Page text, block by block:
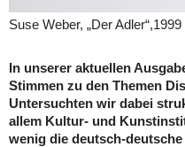
Suse Weber, „Der Adler“,1999
In unserer aktuellen
Stimmen zu den Themen
Untersuchten wir dabei
allem Kultur- und
wenig die deutsch-